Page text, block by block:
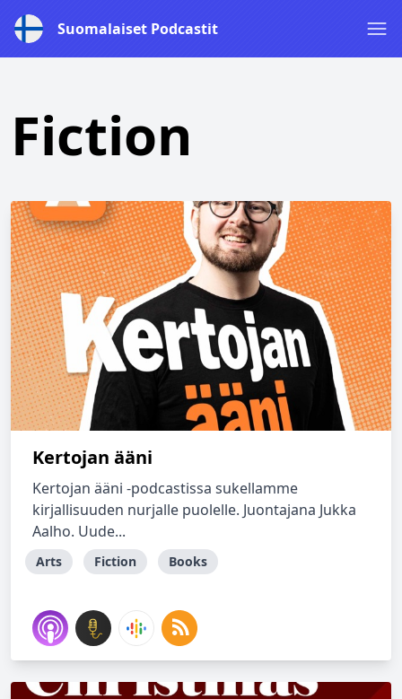
Suomalaiset Podcastit
Fiction
Kertojan ääni
Kertojan ääni -podcastissa sukellamme
kirjallisuuden nurjalle puolelle. Juontajana Jukka
Aalho. Uude...
Arts Fiction Books